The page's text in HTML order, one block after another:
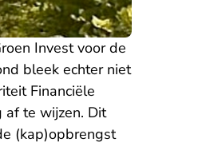
Invest voor de
bleek echter niet
Financiële
af te wijzen. Dit
(kap)opbrengst